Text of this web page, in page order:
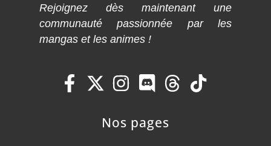
Rejoignez dès maintenant une
communauté passionnée par les
mangas et les animes !
Nos pages